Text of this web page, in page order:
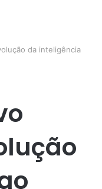
da inteligência